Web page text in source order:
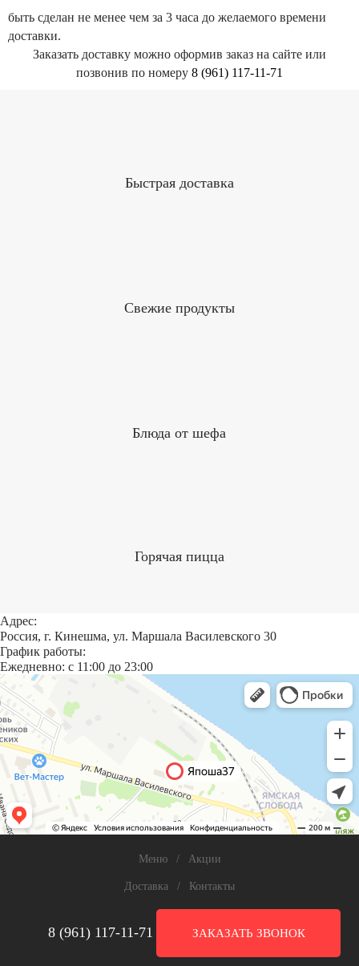
быть сделан не менее чем за 3 часа до желаемого времени
доставки.
Заказать доставку можно оформив заказ на сайте или
позвонив по номеру 8 (961) 117-11-71
Быстрая доставка
Свежие продукты
Блюда от шефа
Горячая пицца
Адрес:
Россия, г. Кинешма, ул. Маршала Василевского 30
График работы:
Ежедневно: c 11:00 до 23:00
Меню / Акции
Доставка / Контакты
8 (961) 117-11-71 ЗАКАЗАТЬ ЗВОНОК